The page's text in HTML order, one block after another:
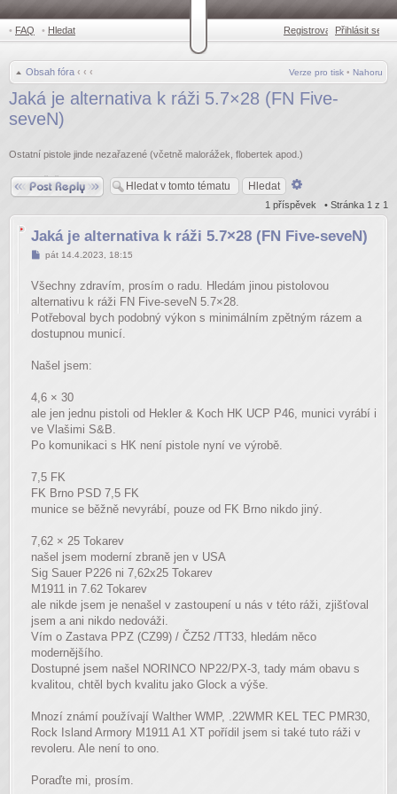
• FAQ • Hledat Registrovat •Přihlásit se
Obsah fóra ‹ ‹ ‹ Nahoru
Verze pro tisk •
Jaká je alternativa k ráži 5.7×28 (FN Five-
seveN)
Ostatní pistole jinde nezařazené (včetně malorážek, flobertek apod.)
Odpovědět
1 příspěvek • Stránka 1 z 1
Jaká je alternativa k ráži 5.7×28 (FN Five-seveN)
Příspěvek
pát 14.4.2023, 18:15
Všechny zdravím, prosím o radu. Hledám jinou pistolovou
alternativu k ráži FN Five-seveN 5.7×28.
Potřeboval bych podobný výkon s minimálním zpětným rázem a
dostupnou municí.
Našel jsem:
4,6 × 30
ale jen jednu pistoli od Hekler & Koch HK UCP P46, munici vyrábí i
ve Vlašimi S&B.
Po komunikaci s HK není pistole nyní ve výrobě.
7,5 FK
FK Brno PSD 7,5 FK
munice se běžně nevyrábí, pouze od FK Brno nikdo jiný.
7,62 × 25 Tokarev
našel jsem moderní zbraně jen v USA
Sig Sauer P226 ni 7,62x25 Tokarev
M1911 in 7.62 Tokarev
ale nikde jsem je nenašel v zastoupení u nás v této ráži, zjišťoval
jsem a ani nikdo nedováži.
Vím o Zastava PPZ (CZ99) / ČZ52 /TT33, hledám něco
modernějšího.
Dostupné jsem našel NORINCO NP22/PX-3, tady mám obavu s
kvalitou, chtěl bych kvalitu jako Glock a výše.
Mnozí známí používají Walther WMP, .22WMR KEL TEC PMR30,
Rock Island Armory M1911 A1 XT pořídil jsem si také tuto ráži v
revoleru. Ale není to ono.
Poraďte mi, prosím.